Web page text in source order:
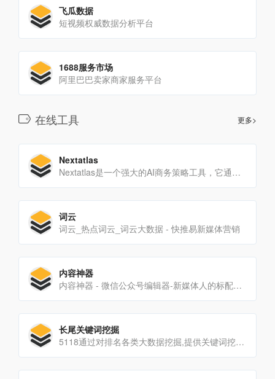
飞瓜数据
短视频权威数据分析平台
1688服务市场
阿里巴巴卖家商家服务平台
在线工具 更多>
Nextatlas
Nextatlas是一个强大的AI商务策略工具，它通过结合Nextatlas引擎的数据分析能力和生成式AI技术，帮助企业快速洞察市场趋势和消费者行为，从而在竞争激烈的市场中保持领先。
词云
词云_热点词云_词云大数据 - 快推易新媒体营销
内容神器
内容神器 - 微信公众号编辑器-新媒体人的标配，以大数据支持内容工作 - 5CE.COM
长尾关键词挖掘
5118通过对排名各类大数据挖掘,提供关键词挖掘,行业词库,站群权重监控,关键词排名监控,指数词,流量词挖掘工具等排名工作人员必备百度站长工具平台